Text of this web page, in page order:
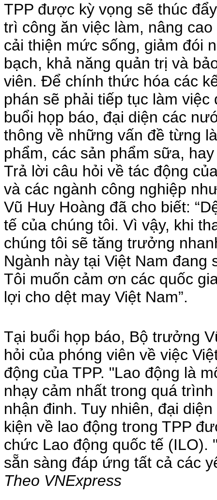
TPP được kỳ vọng sẽ thúc
trì công ăn việc làm, nâng
cải thiện mức sống, giảm đói
bạch, khả năng quản trị và
viên. Để chính thức hóa các
phán sẽ phải tiếp tục làm
buổi họp báo, đại diện các
thông về những vấn đề từng
phẩm, các sản phẩm sữa,
Trả lời câu hỏi về tác động
và các ngành công nghiệp
Vũ Huy Hoàng đã cho biết:
tế của chúng tôi. Vì vậy, khi
chúng tôi sẽ tăng trưởng
Ngành này tại Việt Nam
Tôi muốn cảm ơn các quốc
lợi cho dệt may Việt Nam”.
Tại buổi họp báo, Bộ trưởng
hỏi của phóng viên về việc
động của TPP. "Lao động là
nhạy cảm nhất trong quá
nhận đinh. Tuy nhiên, đại
kiện về lao động trong TPP
chức Lao động quốc tế (ILO).
sẵn sàng đáp ứng tất cả các
Theo VNExpress